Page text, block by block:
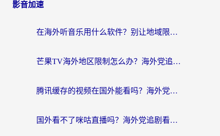
影音加速
在海外听音乐用什么软件？别让地域限制断了你的华语歌单
芒果TV海外地区限制怎么办？海外党追剧看片的实用加速器选择指南
腾讯缓存的视频在国外能看吗？海外党追剧看片的终极解决方案
国外看不了咪咕直播吗？海外党追剧看片的加速器选择指南